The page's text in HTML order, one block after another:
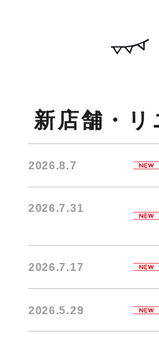
新店舗・リ
2026.8.7
2026.7.31
2026.7.17
2026.5.29